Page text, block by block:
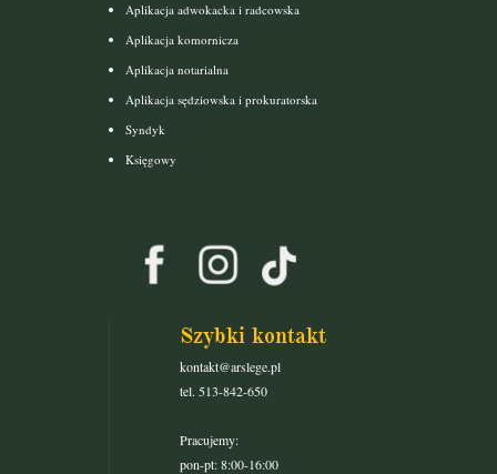
Aplikacja adwokacka i radcowska
Aplikacja komornicza
Aplikacja notarialna
Aplikacja sędziowska i prokuratorska
Syndyk
Księgowy
Szybki kontakt
kontakt@arslege.pl
tel. 513-842-650
Pracujemy:
pon-pt: 8:00-16:00